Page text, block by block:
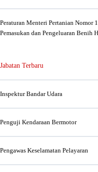
Peraturan Menteri Pertanian Nomor
Pemasukan dan Pengeluaran Benih
Jabatan Terbaru
Inspektur Bandar Udara
Penguji Kendaraan Bermotor
Pengawas Keselamatan Pelayaran